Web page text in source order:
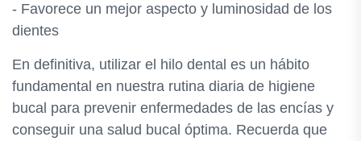
- Favorece un mejor aspecto y luminosidad de los
dientes
En definitiva, utilizar el hilo dental es un hábito
fundamental en nuestra rutina diaria de higiene
bucal para prevenir enfermedades de las encías y
conseguir una salud bucal óptima. Recuerda que